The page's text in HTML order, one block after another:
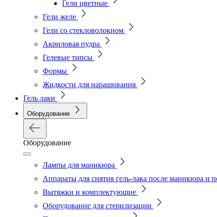
Гели цветные
Гели желе
Гели со стекловолокном
Акриловая пудра
Гелевые типсы
Формы
Жидкости для наращивания
Гель лаки
Оборудование
Оборудование
Лампы для маникюра
Аппараты для снятия гель-лака после маникюра и
Вытяжки и комплектующие
Оборудование для стерилизации